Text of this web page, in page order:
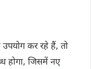
कर रहे हैं, तो
होगा, जिसमें नए